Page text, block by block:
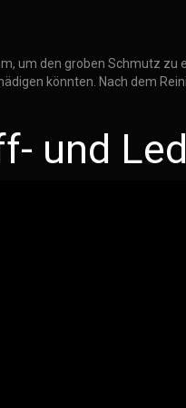
um den groben Schmutz
könnten. Nach dem
und